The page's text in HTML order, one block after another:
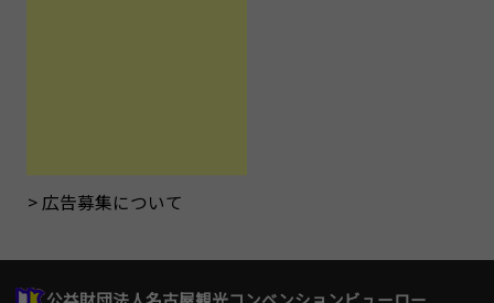
広告募集について